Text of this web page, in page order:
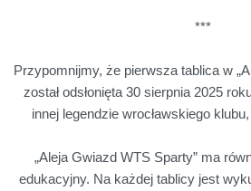
***
Przypomnijmy, że pierwsza tablica w
został odsłonięta 30 sierpnia 2025
innej legendzie wrocławskiego
„Aleja Gwiazd WTS Sparty” ma
edukacyjny. Na każdej tablicy jest